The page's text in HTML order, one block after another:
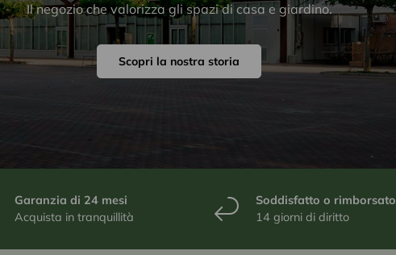
Il negozio che valorizza gli spazi di casa e giardino.
Scopri la nostra storia
Garanzia di 24 mesi
Acquista in tranquillità
Soddisfatto o rimborsato
14 giorni di diritto